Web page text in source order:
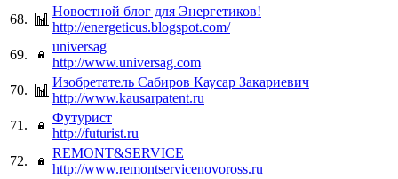
68.
Новостной блог для Энергетиков!
http://energeticus.blogspot.com/
69.
universag
http://www.universag.com
70.
Изобретатель Сабиров Каусар Закариевич
http://www.kausarpatent.ru
71.
Футурист
http://futurist.ru
72.
REMONT&SERVICE
http://www.remontservicenovoross.ru